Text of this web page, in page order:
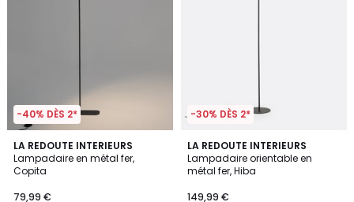
-40% DÈS 2*
LA REDOUTE INTERIEURS
Lampadaire en métal fer,
Copita
79,99 €
3,9
/ 5
-30% DÈS 2*
LA REDOUTE INTERIEURS
Lampadaire orientable en
métal fer, Hiba
149,99 €
4,8
/ 5
2
Couleurs